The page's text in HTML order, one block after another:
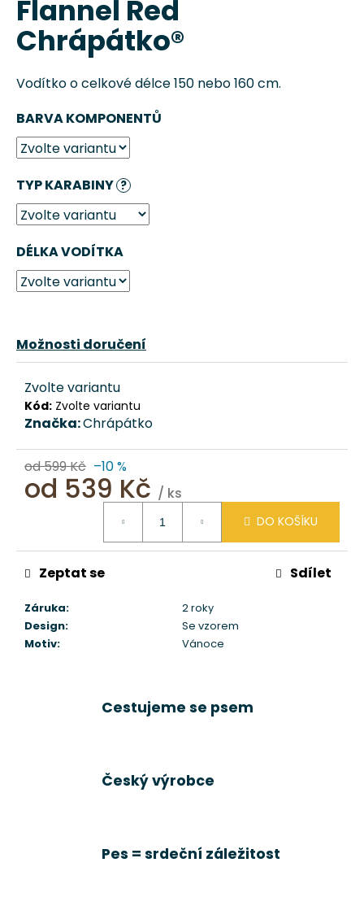
0,0
z
5
Flannel Red
Chrápátko®
Vodítko o celkové délce 150 nebo 160 cm.
BARVA KOMPONENTŮ
TYP KARABINY ?
DÉLKA VODÍTKA
Možnosti doručení
Zvolte variantu
Kód: Zvolte variantu
Značka:Chrápátko
od 599 Kč –10 %
od 539 Kč / ks
DO KOŠÍKU
Záruka:
2 roky
Design:
Se vzorem
Motiv: Vánoce
Zeptat se Sdílet
Cestujeme se psem
Český výrobce
Pes = srdeční záležitost
D
o
p
r
u
u
e
e
BLACK
Kč
Původně:
990
Kč